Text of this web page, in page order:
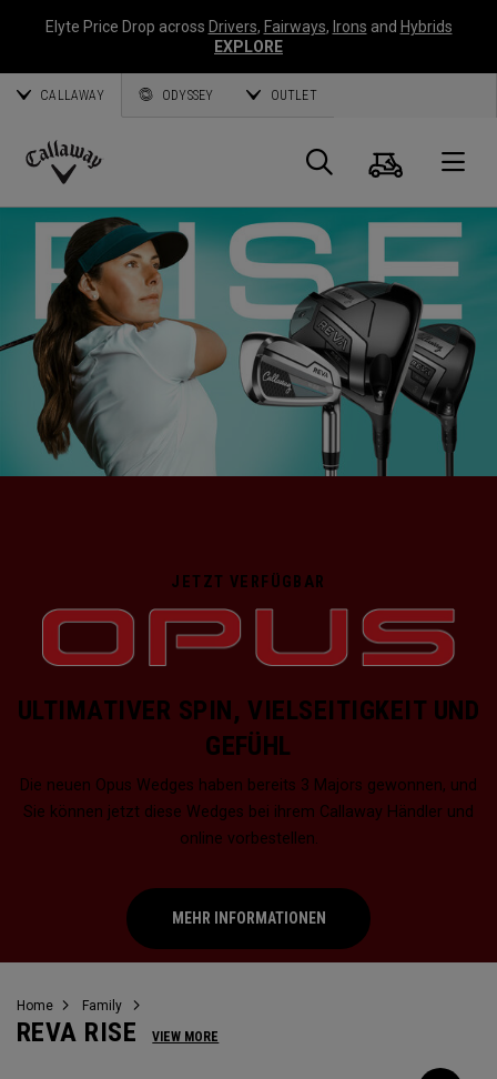
Elyte Price Drop across Drivers, Fairways, Irons and Hybrids
EXPLORE
CALLAWAY ODYSSEY OUTLET
Callaway
Suche
JETZT VERFÜGBAR
ULTIMATIVER SPIN, VIELSEITIGKEIT UND
GEFÜHL
Die neuen Opus Wedges haben bereits 3 Majors gewonnen, und
Sie können jetzt diese Wedges bei ihrem Callaway Händler und
online vorbestellen.
MEHR INFORMATIONEN
Home Family
REVA RISE VIEW MORE